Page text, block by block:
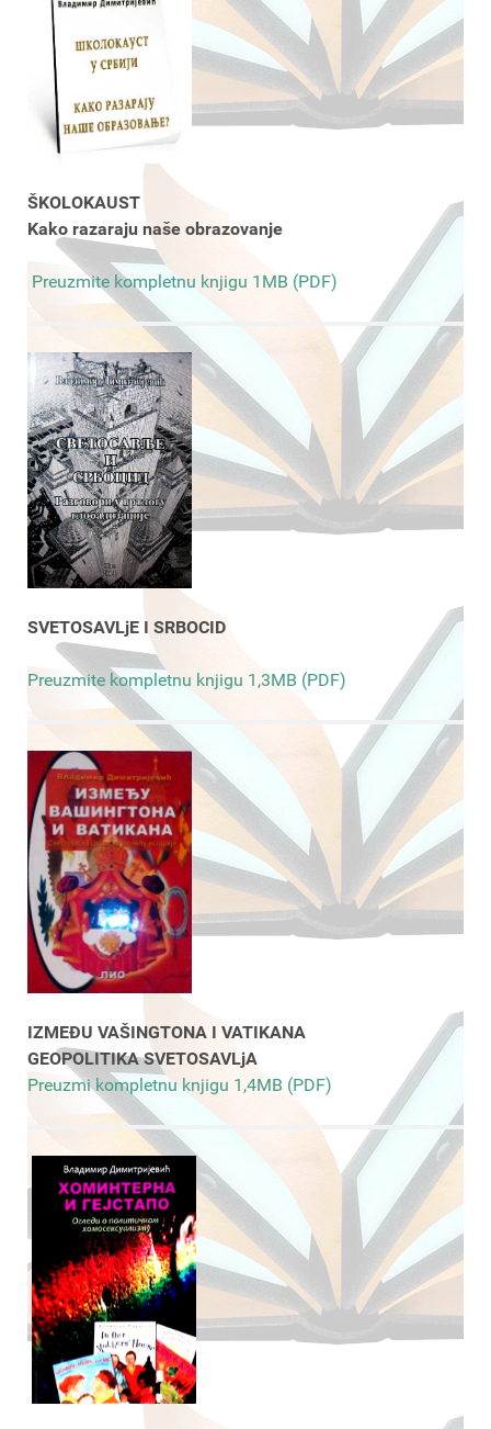
ŠKOLOKAUST
Kako razaraju naše obrazovanje
Preuzmite kompletnu knjigu 1MB (PDF)
SVETOSAVLjE I SRBOCID
Preuzmite kompletnu knjigu 1,3MB (PDF)
IZMEĐU VAŠINGTONA I VATIKANA
GEOPOLITIKA SVETOSAVLjA
Preuzmi kompletnu knjigu 1,4MB (PDF)